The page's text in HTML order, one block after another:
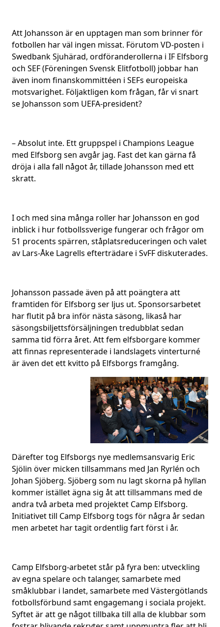
Att Johansson är en upptagen man som brinner för
fotbollen har väl ingen missat. Förutom VD-posten i
Swedbank Sjuhärad, ordföranderollerna i IF Elfsborg
och SEF (Föreningen Svensk Elitfotboll) jobbar han
även inom finanskommittéen i SEFs europeiska
motsvarighet. Följaktligen kom frågan, får vi snart
se Johansson som UEFA-president?
– Absolut inte. Ett gruppspel i Champions League
med Elfsborg sen avgår jag. Fast det kan gärna få
dröja i alla fall något år, tillade Johansson med ett
skratt.
I och med sina många roller har Johansson en god
inblick i hur fotbollssverige fungerar och frågor om
51 procents spärren, ståplatsreduceringen och valet
av Lars-Åke Lagrells efterträdare i SvFF diskuterades.
Johansson passade även på att poängtera att
framtiden för Elfsborg ser ljus ut. Sponsorsarbetet
har flutit på bra inför nästa säsong, likaså har
säsongsbiljettsförsäljningen tredubblat sedan
samma tid förra året. Att fem elfsborgare kommer
att finnas representerade i landslagets vinterturné
är även det ett kvitto på Elfsborgs framgång.
Därefter tog Elfsborgs nye medlemsansvarig Eric
Sjölin över micken tillsammans med Jan Ryrlén och
Johan Sjöberg. Sjöberg som nu lagt skorna på hyllan
kommer istället ägna sig åt att tillsammans med de
andra två arbeta med projektet Camp Elfsborg.
Initiativet till Camp Elfsborg togs för några år sedan
men arbetet har tagit ordentlig fart först i år.
Camp Elfsborg-arbetet står på fyra ben: utveckling
av egna spelare och talanger, samarbete med
småklubbar i landet, samarbete med Västergötlands
fotbollsförbund samt engagemang i sociala projekt.
Syftet är att ge något tillbaka till alla de klubbar som